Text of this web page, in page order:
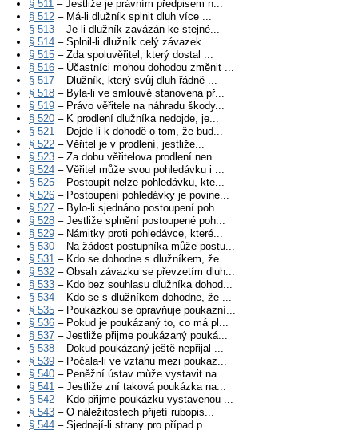
§ 511 – Jestliže je právním předpisem n...
§ 512 – Má-li dlužník splnit dluh více ...
§ 513 – Je-li dlužník zavázán ke stejné...
§ 514 – Splnil-li dlužník celý závazek ...
§ 515 – Zda spoluvěřitel, který dostal ...
§ 516 – Účastníci mohou dohodou změnit ...
§ 517 – Dlužník, který svůj dluh řádně ...
§ 518 – Byla-li ve smlouvě stanovena př...
§ 519 – Právo věřitele na náhradu škody...
§ 520 – K prodlení dlužníka nedojde, je...
§ 521 – Dojde-li k dohodě o tom, že bud...
§ 522 – Věřitel je v prodlení, jestliže...
§ 523 – Za dobu věřitelova prodlení nen...
§ 524 – Věřitel může svou pohledávku i ...
§ 525 – Postoupit nelze pohledávku, kte...
§ 526 – Postoupení pohledávky je povine...
§ 527 – Bylo-li sjednáno postoupení poh...
§ 528 – Jestliže splnění postoupené poh...
§ 529 – Námitky proti pohledávce, které...
§ 530 – Na žádost postupníka může postu...
§ 531 – Kdo se dohodne s dlužníkem, že ...
§ 532 – Obsah závazku se převzetím dluh...
§ 533 – Kdo bez souhlasu dlužníka dohod...
§ 534 – Kdo se s dlužníkem dohodne, že ...
§ 535 – Poukázkou se opravňuje poukazní...
§ 536 – Pokud je poukázaný to, co má pl...
§ 537 – Jestliže přijme poukázaný pouká...
§ 538 – Dokud poukázaný ještě nepřijal ...
§ 539 – Počala-li ve vztahu mezi poukaz...
§ 540 – Peněžní ústav může vystavit na ...
§ 541 – Jestliže zní taková poukázka na...
§ 542 – Kdo přijme poukázku vystavenou ...
§ 543 – O náležitostech přijetí rubopis...
§ 544 – Sjednají-li strany pro případ p...